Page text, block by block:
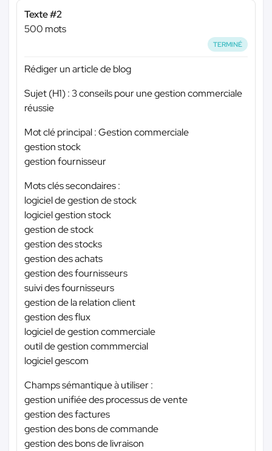
Texte #2
500 mots
TERMINÉ
Rédiger un article de blog
Sujet (H1) : 3 conseils pour une gestion commerciale
réussie
Mot clé principal : Gestion commerciale
gestion stock
gestion fournisseur
Mots clés secondaires :
logiciel de gestion de stock
logiciel gestion stock
gestion de stock
gestion des stocks
gestion des achats
gestion des fournisseurs
suivi des fournisseurs
gestion de la relation client
gestion des flux
logiciel de gestion commerciale
outil de gestion commmercial
logiciel gescom
Champs sémantique à utiliser :
gestion unifiée des processus de vente
gestion des factures
gestion des bons de commande
gestion des bons de livraison